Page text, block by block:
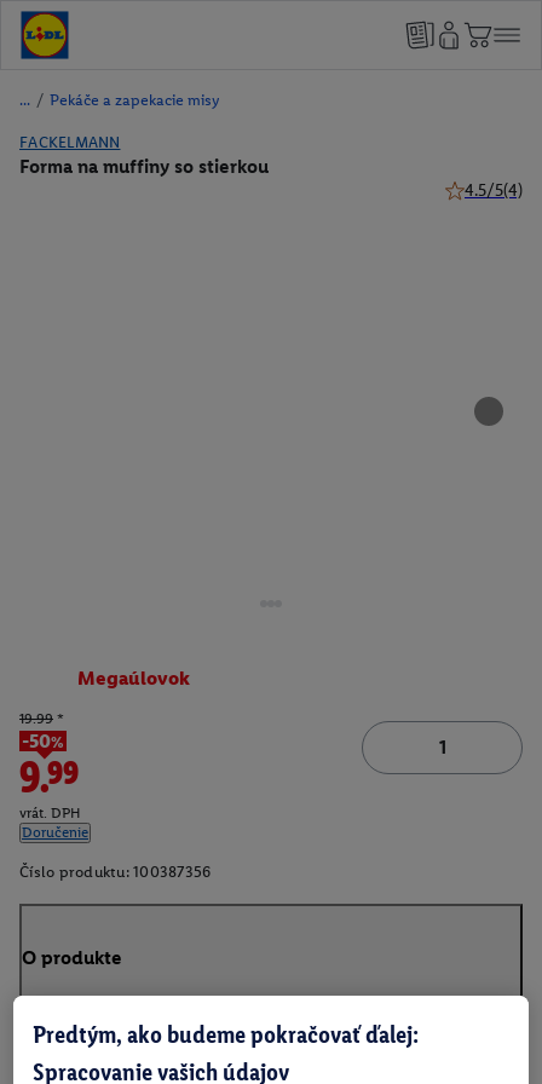
/ Pekáče a zapekacie misy
FACKELMANN
Forma na muffiny so stierkou
4.5/5(4)
Megaúlovok
19.99 *
-50%
9.99
vrát. DPH
Doručenie
Číslo produktu: 100387356
O produkte
Predtým, ako budeme pokračovať ďalej:
Spracovanie vašich údajov